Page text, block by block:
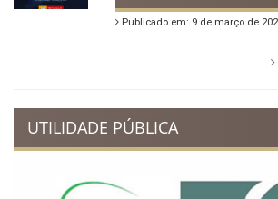
Publicado em: 9 de março de
UTILIDADE PÚBLICA